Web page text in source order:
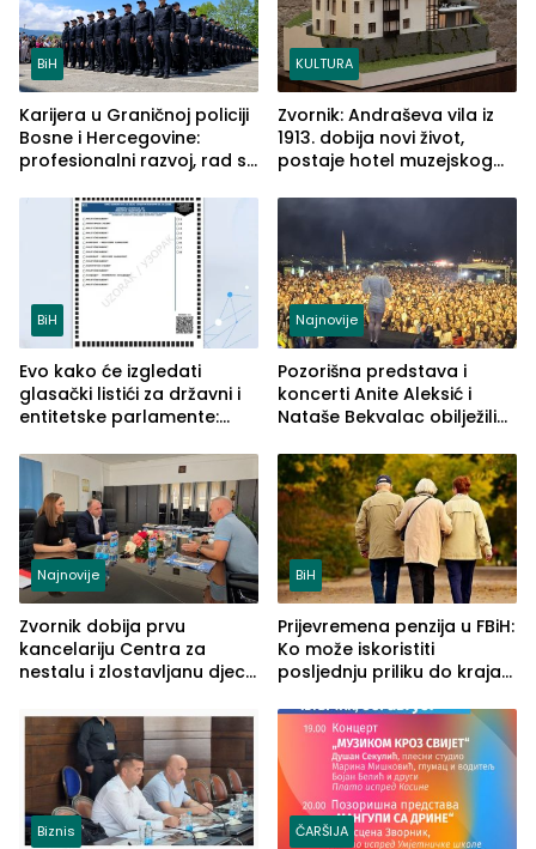
BiH
Karijera u Graničnoj policiji
Bosne i Hercegovine:
profesionalni razvoj, rad sa
služba građanima
KULTURA
Zvornik: Andraševa vila iz
1913. dobija novi život,
postaje hotel muzejskog
BiH
Evo kako će izgledati
glasački listići za državni i
entitetske parlamente:
vidljive na njima
Najnovije
Pozorišna predstava i
koncerti Anite Aleksić i
Nataše Bekvalac obilježili
ljeta (FOTO)
Najnovije
Zvornik dobija prvu
kancelariju Centra za
nestalu i zlostavljanu djecu
BiH
Prijevremena penzija u FBiH:
Ko može iskoristiti
posljednju priliku do kraja
Biznis ČARŠIJA